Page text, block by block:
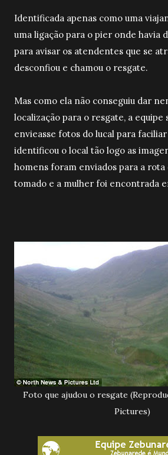
Identificada apenas como uma
uma ligação para o pier onde havia
para avisar os atendentes que se
desconfiou e chamou o resgate.
Mas como ela não conseguiu dar
localização para o resgate, a equipe
envieasse fotos do lucal para faciliar
identificou o local tão logo as
homens foram enviados para a rota
tomado e a mulher foi encontrada
Foto que ajudou o resgate
Pictures)